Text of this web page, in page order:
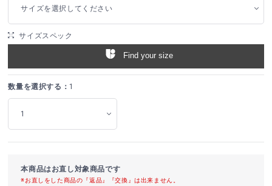
サイズを選択してください
サイズスペック
Find your size
数量を選択する： 1
本商品はお直し対象商品です
※お直しをした商品の『返品』『交換』は出来ません。